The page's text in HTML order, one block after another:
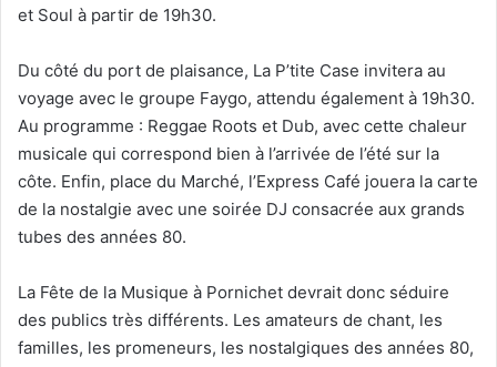
et Soul à partir de 19h30.
Du côté du port de plaisance, La P’tite Case invitera au
voyage avec le groupe Faygo, attendu également à 19h30.
Au programme : Reggae Roots et Dub, avec cette chaleur
musicale qui correspond bien à l’arrivée de l’été sur la
côte. Enfin, place du Marché, l’Express Café jouera la carte
de la nostalgie avec une soirée DJ consacrée aux grands
tubes des années 80.
La Fête de la Musique à Pornichet devrait donc séduire
des publics très différents. Les amateurs de chant, les
familles, les promeneurs, les nostalgiques des années 80,